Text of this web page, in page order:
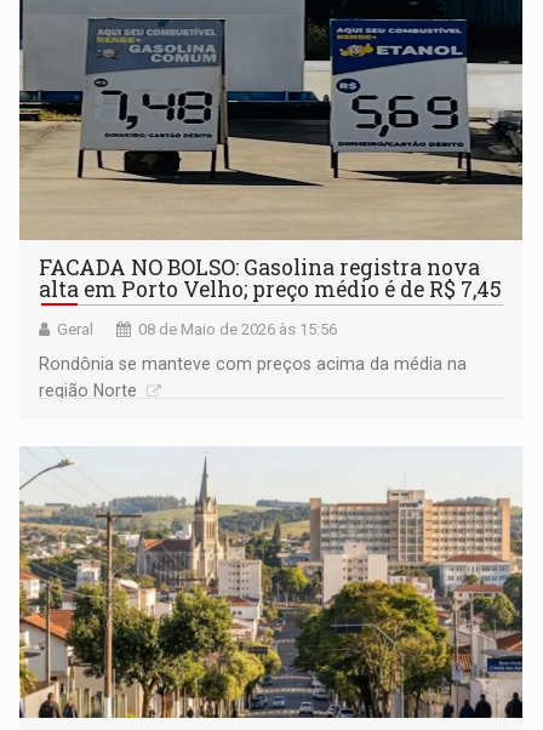
FACADA NO BOLSO: Gasolina registra nova
alta em Porto Velho; preço médio é de R$ 7,45
Geral 08 de Maio de 2026 às 15:56
Rondônia se manteve com preços acima da média na
região Norte